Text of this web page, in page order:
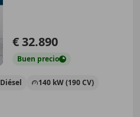
€ 32.890
Buen precio
Diésel 140 kW (190 CV)